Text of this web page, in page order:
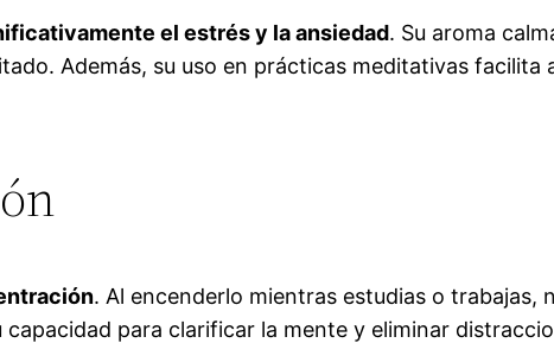
el estrés y la ansiedad. Su aroma
Además, su uso en prácticas meditativas facilita
. Al encenderlo mientras estudias o trabajas,
para clarificar la mente y eliminar